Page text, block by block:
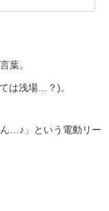
葉。
は浅場…？)。
…♪」という電動リー